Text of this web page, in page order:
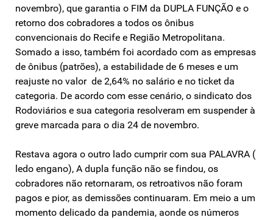
novembro), que garantia o FIM da DUPLA FUNÇÃO e o
retorno dos cobradores a todos os ônibus
convencionais do Recife e Região Metropolitana.
Somado a isso, também foi acordado com as empresas
de ônibus (patrões), a estabilidade de 6 meses e um
reajuste no valor de 2,64% no salário e no ticket da
categoria. De acordo com esse cenário, o sindicato dos
Rodoviários e sua categoria resolveram em suspender à
greve marcada para o dia 24 de novembro.
Restava agora o outro lado cumprir com sua PALAVRA (
ledo engano), A dupla função não se findou, os
cobradores não retornaram, os retroativos não foram
pagos e pior, as demissões continuaram. Em meio a um
momento delicado da pandemia, aonde os números